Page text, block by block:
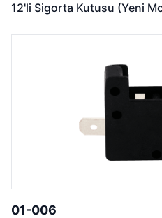
12'li Sigorta Kutusu (Yeni
01-006